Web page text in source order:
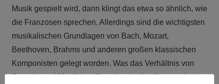
Musik gespielt wird, dann klingt das etwa so ähnlich, wie
die Franzosen sprechen. Allerdings sind die wichtigsten
musikalischen Grundlagen von Bach, Mozart,
Beethoven, Brahms und anderen großen klassischen
Komponisten gelegt worden. Was das Verhältnis von
Sprache und Musik betrifft, so ist das für die ungarischen